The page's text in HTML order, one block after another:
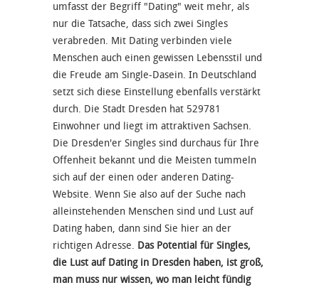
umfasst der Begriff "Dating" weit mehr, als
nur die Tatsache, dass sich zwei Singles
verabreden. Mit Dating verbinden viele
Menschen auch einen gewissen Lebensstil und
die Freude am Single-Dasein. In Deutschland
setzt sich diese Einstellung ebenfalls verstärkt
durch. Die Stadt Dresden hat 529781
Einwohner und liegt im attraktiven Sachsen.
Die Dresden'er Singles sind durchaus für Ihre
Offenheit bekannt und die Meisten tummeln
sich auf der einen oder anderen Dating-
Website. Wenn Sie also auf der Suche nach
alleinstehenden Menschen sind und Lust auf
Dating haben, dann sind Sie hier an der
richtigen Adresse. Das Potential für Singles,
die Lust auf Dating in Dresden haben, ist groß,
man muss nur wissen, wo man leicht fündig